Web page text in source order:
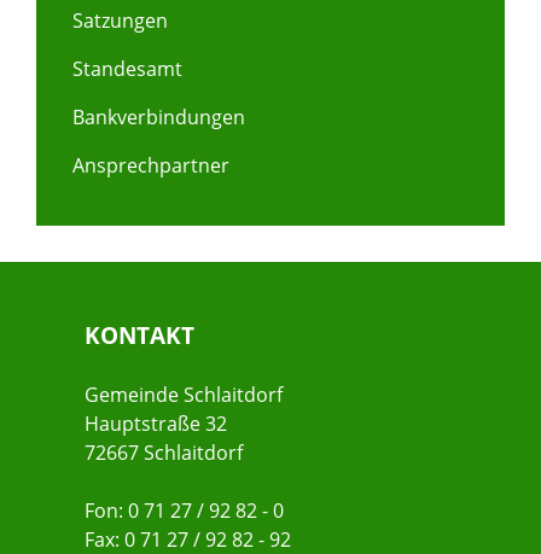
Satzungen
Standesamt
Bankverbindungen
Ansprechpartner
KONTAKT
Gemeinde Schlaitdorf
Hauptstraße 32
72667 Schlaitdorf
Fon: 0 71 27 / 92 82 - 0
Fax: 0 71 27 / 92 82 - 92